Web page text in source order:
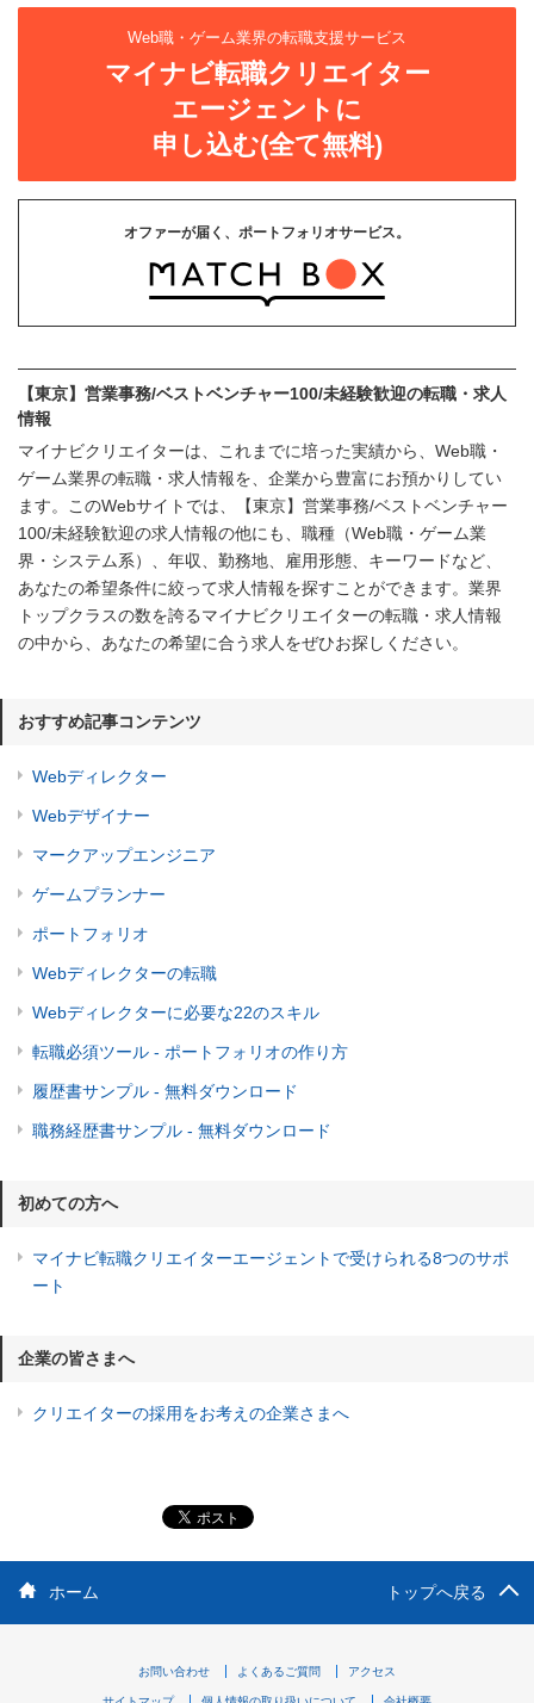
Web職・ゲーム業界の転職支援サービス
マイナビ転職クリエイター
エージェントに
申し込む(全て無料)
オファーが届く、ポートフォリオサービス。
【東京】営業事務/ベストベンチャー100/未経験歓迎の転職・求人
情報
マイナビクリエイターは、これまでに培った実績から、Web職・
ゲーム業界の転職・求人情報を、企業から豊富にお預かりしてい
ます。このWebサイトでは、【東京】営業事務/ベストベンチャー
100/未経験歓迎の求人情報の他にも、職種（Web職・ゲーム業
界・システム系）、年収、勤務地、雇用形態、キーワードなど、
あなたの希望条件に絞って求人情報を探すことができます。業界
トップクラスの数を誇るマイナビクリエイターの転職・求人情報
の中から、あなたの希望に合う求人をぜひお探しください。
おすすめ記事コンテンツ
Webディレクター
Webデザイナー
マークアップエンジニア
ゲームプランナー
ポートフォリオ
Webディレクターの転職
Webディレクターに必要な22のスキル
転職必須ツール - ポートフォリオの作り方
履歴書サンプル - 無料ダウンロード
職務経歴書サンプル - 無料ダウンロード
初めての方へ
マイナビ転職クリエイターエージェントで受けられる8つのサポ
ート
企業の皆さまへ
クリエイターの採用をお考えの企業さまへ
ホーム トップへ戻る
お問い合わせ よくあるご質問 アクセス